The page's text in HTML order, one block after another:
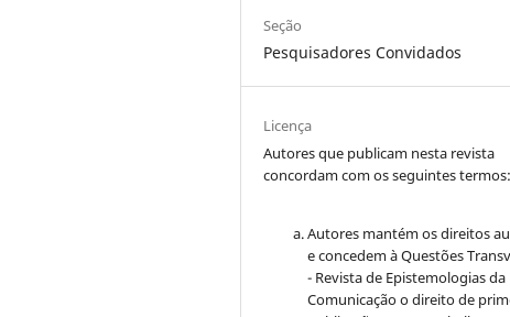
Seção
Pesquisadores Convidados
Licença
Autores que publicam nesta revista
concordam com os seguintes termos:
Autores mantém os direitos
e concedem à Questões
- Revista de Epistemologias da
Comunicação o direito de